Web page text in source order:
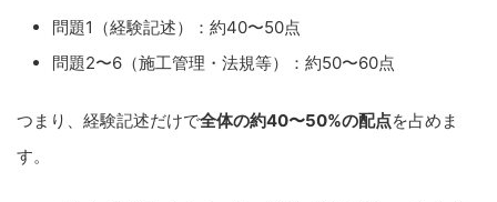
問題1（経験記述）：約40〜50点
問題2〜6（施工管理・法規等）：約50〜60点
つまり、経験記述だけで全体の約40〜50%の配点を占めま
す。